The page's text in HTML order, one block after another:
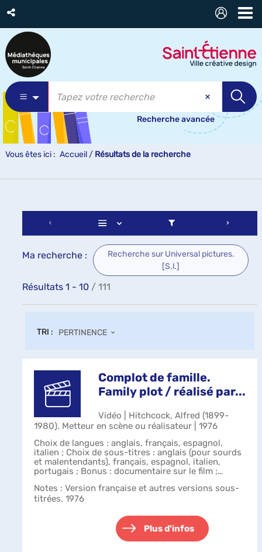
Recherche avancée
Vous êtes ici : Accueil / Résultats de la recherche
Ma recherche :
Recherche sur Universal pictures.
[S.l.]
Résultats 1 - 10 / 111
TRI : PERTINENCE
Complot de famille.
Family plot / réalisé par...
Vidéo | Hitchcock, Alfred (1899-
1980). Metteur en scène ou réalisateur | 1976
Choix de langues : anglais, français, espagnol,
italien ; Choix de sous-titres : anglais (pour sourds
et malentendants), français, espagnol, italien,
portugais ; Bonus : documentaire sur le film ;
Notes : Version française et autres versions sous-
titrées. 1976
Plus d'infos